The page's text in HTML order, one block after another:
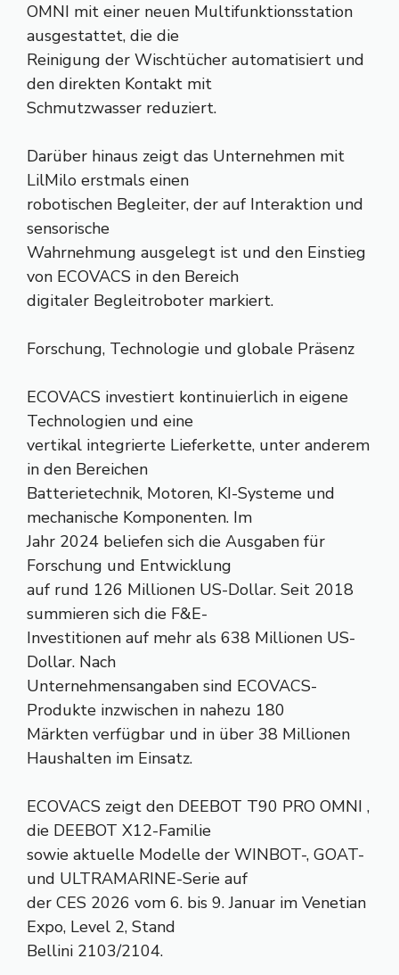
OMNI mit einer neuen Multifunktionsstation
ausgestattet, die die
Reinigung der Wischtücher automatisiert und
den direkten Kontakt mit
Schmutzwasser reduziert.
Darüber hinaus zeigt das Unternehmen mit
LilMilo erstmals einen
robotischen Begleiter, der auf Interaktion und
sensorische
Wahrnehmung ausgelegt ist und den Einstieg
von ECOVACS in den Bereich
digitaler Begleitroboter markiert.
Forschung, Technologie und globale Präsenz
ECOVACS investiert kontinuierlich in eigene
Technologien und eine
vertikal integrierte Lieferkette, unter anderem
in den Bereichen
Batterietechnik, Motoren, KI-Systeme und
mechanische Komponenten. Im
Jahr 2024 beliefen sich die Ausgaben für
Forschung und Entwicklung
auf rund 126 Millionen US-Dollar. Seit 2018
summieren sich die F&E-
Investitionen auf mehr als 638 Millionen US-
Dollar. Nach
Unternehmensangaben sind ECOVACS-
Produkte inzwischen in nahezu 180
Märkten verfügbar und in über 38 Millionen
Haushalten im Einsatz.
ECOVACS zeigt den DEEBOT T90 PRO OMNI ,
die DEEBOT X12-Familie
sowie aktuelle Modelle der WINBOT-, GOAT-
und ULTRAMARINE-Serie auf
der CES 2026 vom 6. bis 9. Januar im Venetian
Expo, Level 2, Stand
Bellini 2103/2104.